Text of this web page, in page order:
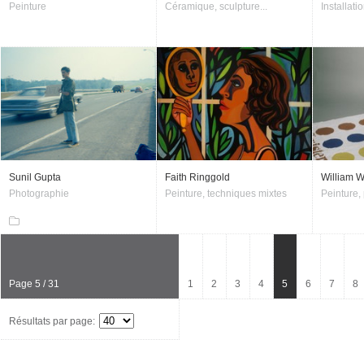
Peinture
Céramique, sculpture...
Sunil Gupta
Photographie
Faith Ringgold
Peinture, techniques mixtes
William
Page 5 / 31 1 2 3 4 5 6 7 8
Résultats par page: